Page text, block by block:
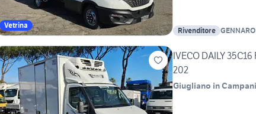
Vetrina
Rivenditore
IVECO DAILY
202
Giugliano in